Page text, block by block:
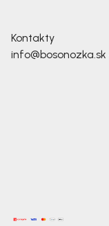
Kontakty
info@bosonozka.sk